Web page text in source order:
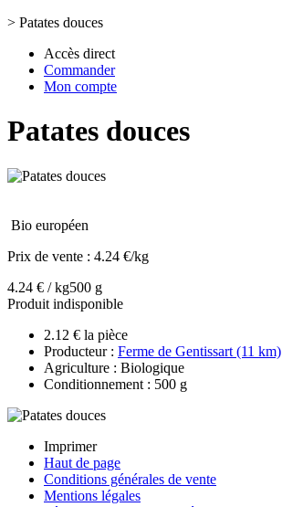
> Patates douces
Accès direct
Commander
Mon compte
Patates douces
Bio européen
Prix de vente : 4.24 €/kg
4.24 € / kg500 g
Produit indisponible
2.12 € la pièce
Producteur : Ferme de Gentissart (11 km)
Agriculture : Biologique
Conditionnement : 500 g
Imprimer
Haut de page
Conditions générales de vente
Mentions légales